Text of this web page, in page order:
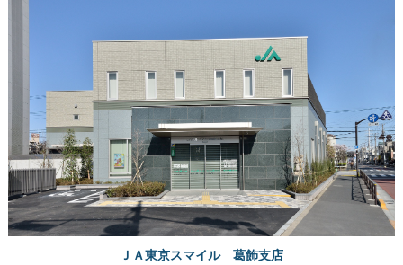
ＪＡ東京スマイル 葛飾支店